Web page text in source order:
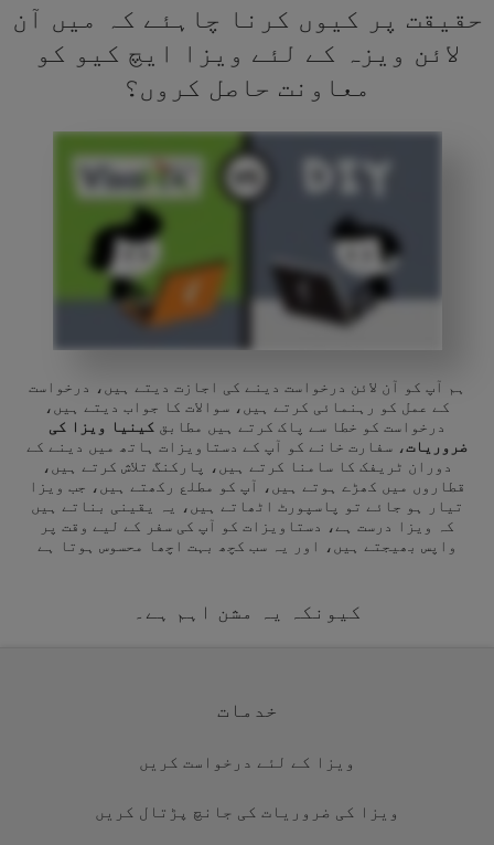
حقیقت پر کیوں کرنا چاہئے کہ میں آن
لائن ویزہ کے لئے ویزا ایچ کیو کو
معاونت حاصل کروں؟
ہم آپ کو آن لائن درخواست دینے کی اجازت دیتے ہیں، درخواست
کے عمل کو رہنمائی کرتے ہیں، سوالات کا جواب دیتے ہیں،
درخواست کو خطا سے پاک کرتے ہیں مطابق کینیا ویزا کی
ضروریات، سفارت خانے کو آپ کے دستاویزات ہاتھ میں دینے کے
دوران ٹریفک کا سامنا کرتے ہیں، پارکنگ تلاش کرتے ہیں،
قطاروں میں کھڑے ہوتے ہیں، آپ کو مطلع رکھتے ہیں، جب ویزا
تیار ہو جائے تو پاسپورٹ اٹھاتے ہیں، یہ یقینی بناتے ہیں
کہ ویزا درست ہے، دستاویزات کو آپ کی سفر کے لیے وقت پر
واپس بھیجتے ہیں، اور یہ سب کچھ بہت اچھا محسوس ہوتا ہے
کیونکہ یہ مشن اہم ہے۔
خدمات
ویزا کے لئے درخواست کریں
ویزا کی ضروریات کی جانچ پڑتال کریں